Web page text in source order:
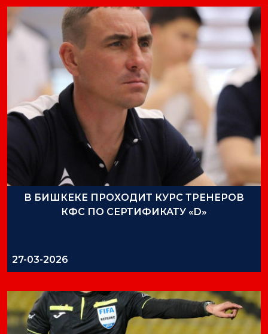
В БИШКЕКЕ ПРОХОДИТ КУРС ТРЕНЕРОВ
КФС ПО СЕРТИФИКАТУ «D»
27-03-2026